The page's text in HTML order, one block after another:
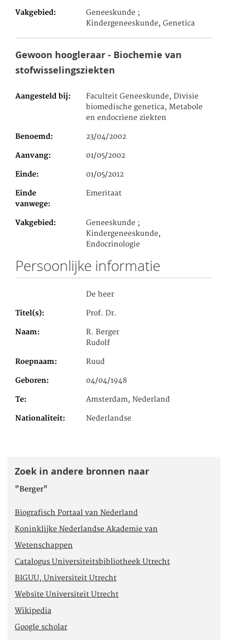
Vakgebied
Geneeskunde ;
Kindergeneeskunde, Genetica
Gewoon hoogleraar - Biochemie van
stofwisselingsziekten
Aangesteld bij
Faculteit Geneeskunde, Divisie
biomedische genetica, Metabole
en endocriene ziekten
Benoemd 23/04/2002
Aanvang 01/05/2002
Einde 01/05/2012
Einde
vanwege
Emeritaat
Vakgebied
Geneeskunde ;
Kindergeneeskunde,
Endocrinologie
Persoonlijke informatie
De heer
Titel(s) Prof. Dr.
Naam
R. Berger
Rudolf
Roepnaam Ruud
Geboren 04/04/1948
Te Amsterdam, Nederland
Nationaliteit Nederlandse
Zoek in andere bronnen naar
"Berger"
Biografisch Portaal van Nederland
Koninklijke Nederlandse Akademie van
Wetenschappen
Catalogus Universiteitsbibliotheek Utrecht
BIGUU, Universiteit Utrecht
Website Universiteit Utrecht
Wikipedia
Google scholar